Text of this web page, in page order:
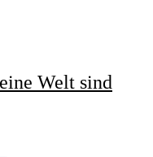
Welt sind